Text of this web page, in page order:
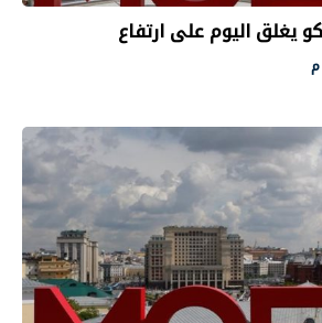
يغلق اليوم على ارتفاع